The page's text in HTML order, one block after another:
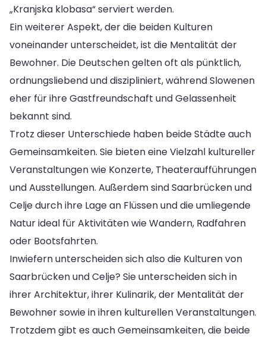
„Kranjska klobasa“ serviert werden.
Ein weiterer Aspekt, der die beiden Kulturen
voneinander unterscheidet, ist die Mentalität der
Bewohner. Die Deutschen gelten oft als pünktlich,
ordnungsliebend und diszipliniert, während Slowenen
eher für ihre Gastfreundschaft und Gelassenheit
bekannt sind.
Trotz dieser Unterschiede haben beide Städte auch
Gemeinsamkeiten. Sie bieten eine Vielzahl kultureller
Veranstaltungen wie Konzerte, Theateraufführungen
und Ausstellungen. Außerdem sind Saarbrücken und
Celje durch ihre Lage an Flüssen und die umliegende
Natur ideal für Aktivitäten wie Wandern, Radfahren
oder Bootsfahrten.
Inwiefern unterscheiden sich also die Kulturen von
Saarbrücken und Celje? Sie unterscheiden sich in
ihrer Architektur, ihrer Kulinarik, der Mentalität der
Bewohner sowie in ihren kulturellen Veranstaltungen.
Trotzdem gibt es auch Gemeinsamkeiten, die beide